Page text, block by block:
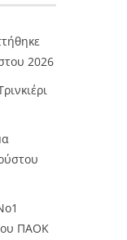
2026
ΠΑΟΚ